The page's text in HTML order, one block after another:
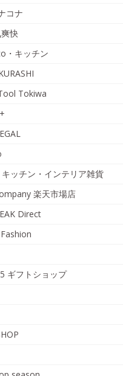
コナ
快
・キッチン
Tokiwa
ッチン・インテリア雑貨
楽天市場店
Direct
ギフトショップ